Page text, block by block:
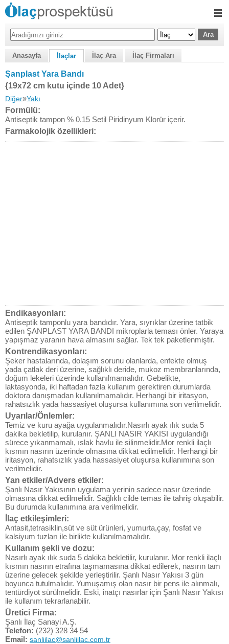
Anasayfa İlaçlar İlaç Ara İlaç Firmaları
Şanplast Yara Bandı
{19x72 cm kutu içinde 10 Adet}
Diğer»Yakı
Formülü:
Antiseptik tampon % 0.15 Setil Piridinyum Klorür içerir.
Farmakolojik özellikleri:
Endikasyonları:
Antiseptik tamponlu yara bandıdır. Yara, sıyrıklar üzerine tatbik
edilen ŞANPLAST YARA BANDI mikroplarla teması önler. Yaraya
yapışmaz yaranın hava almasını sağlar. Tek tek paketlenmiştir.
Kontrendikasyonları:
Şeker hastalarında, dolaşım sorunu olanlarda, enfekte olmuş
yada çatlak deri üzerine, sağlıklı deride, mukoz membranlarında,
doğum lekeleri üzerinde kullanılmamalıdır. Gebelikte,
laktasyonda, iki haftadan fazla kullanım gerektiren durumlarda
doktora danışmadan kullanılmamalıdır. Herhangi bir iritasyon,
rahatsızlık yada hassasiyet oluşursa kullanımına son verilmelidir.
Uyarılar/Önlemler:
Temiz ve kuru ayağa uygulanmalıdır.Nasırlı ayak ılık suda 5
dakika bekletilip, kurulanır. ŞANLI NASIR YAKISI uygulandığı
sürece yıkanmamalı, ıslak havlu ile silinmelidir.Mor renkli ilaçlı
kısmın nasırın üzerinde olmasına dikkat edilmelidir. Herhangi bir
iritasyon, rahatsızlık yada hassasiyet oluşursa kullanımına son
verilmelidir.
Yan etkiler/Advers etkiler:
Şanlı Nasır Yakısının uygulama yerinin sadece nasır üzerinde
olmasına dikkat edilmelidir. Sağlıklı cilde temas ile tahriş oluşabilir.
Bu durumda kullanımına ara verilmelidir.
İlaç etkileşimleri:
Antasit,tetrasiklin,süt ve süt ürünleri, yumurta,çay, fosfat ve
kalsiyum tuzları ile birlikte kullanılmamalıdır.
Kullanım şekli ve dozu:
Nasırlı ayak ılık suda 5 dakika bekletilir, kurulanır. Mor renkli ilaçlı
kısmın nasırın etrafına taşmamasına dikkat edilerek, nasırın tam
üzerine gelecek şekilde yerleştirilir. Şanlı Nasır Yakısı 3 gün
boyunca tutulmalıdır. Yumuşamış olan nasır bir pens ile alınmalı,
tentürdiyot sürülmelidir. Eski, inatçı nasırlar için Şanlı Nasır Yakısı
ile kullanım tekrarlanabilir.
Üretici Firma:
Şanlı İlaç Sanayi A.Ş.
Telefon: (232) 328 34 54
Email: sanliilac@sanliilac.com.tr